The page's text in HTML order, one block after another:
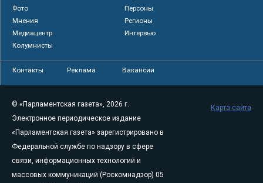
Фото
Персоны
Мнения
Регионы
Медиацентр
Интервью
Колумнисты
Контакты Реклама Вакансии
© «Парламентская газета», 2026 г.
Электронное периодическое издание
«Парламентская газета» зарегистрировано в
Федеральной службе по надзору в сфере
связи, информационных технологий и
массовых коммуникаций (Роскомнадзор) 05
Карта сайта